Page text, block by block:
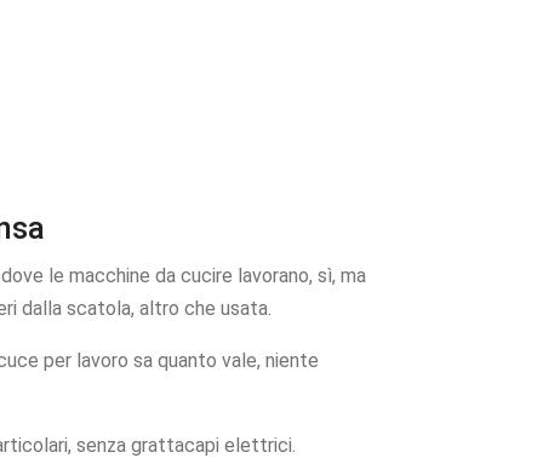
le macchine da cucire lavorano, sì, ma
dalla scatola, altro che usata.
per lavoro sa quanto vale, niente
senza grattacapi elettrici.